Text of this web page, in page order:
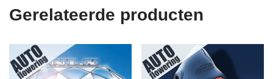
Gerelateerde producten